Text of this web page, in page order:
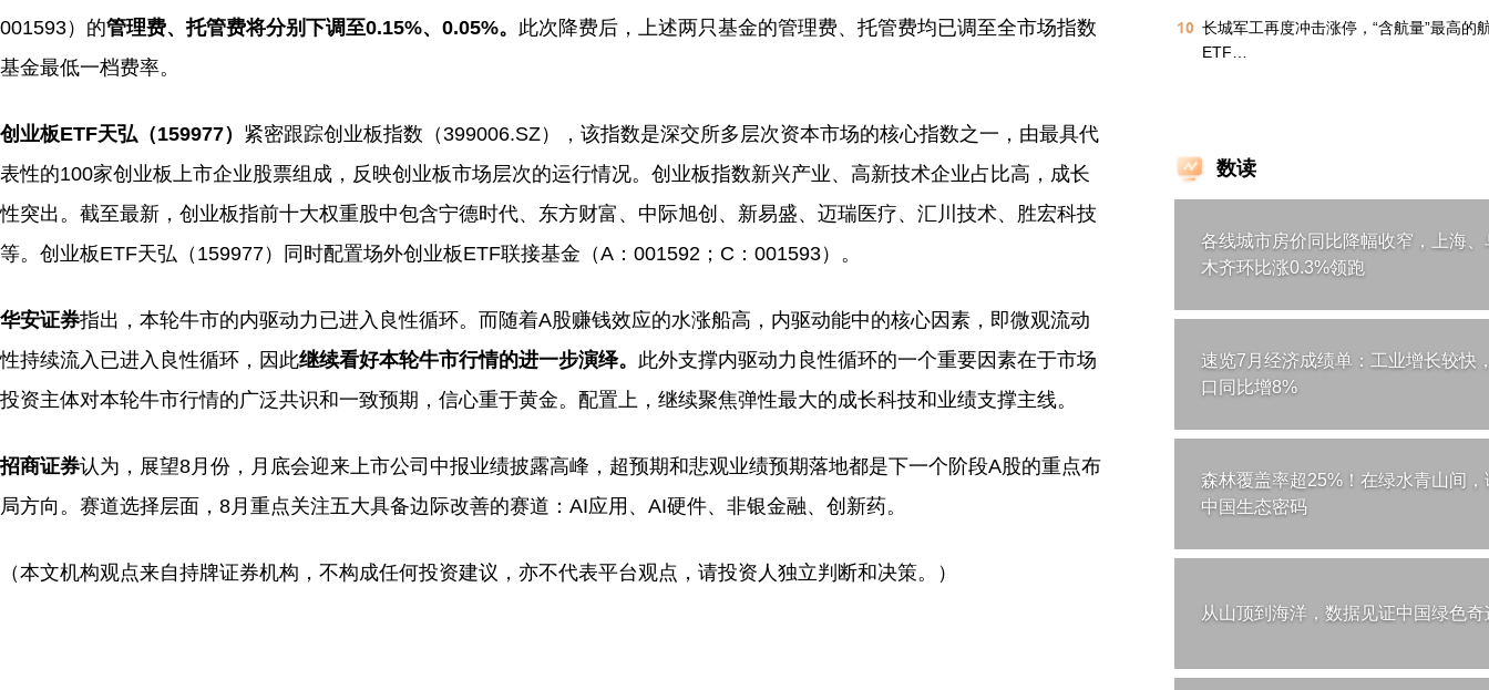
001593）的管理费、托管费将分别下调至0.15%、0.05%。 此次降费后，上述两只基金的管理费、托管费均已调至全市场指数
基金最低一档费率。
创业板ETF天弘（159977） 紧密跟踪创业板指数（399006.SZ），该指数是深交所多层次资本市场的核心指数之一，由最具代
表性的100家创业板上市企业股票组成，反映创业板市场层次的运行情况。创业板指数新兴产业、高新技术企业占比高，成长
性突出。截至最新，创业板指前十大权重股中包含宁德时代、东方财富、中际旭创、新易盛、迈瑞医疗、汇川技术、胜宏科技
等。创业板ETF天弘（159977）同时配置场外创业板ETF联接基金（A：001592；C：001593）。
华安证券指出，本轮牛市的内驱动力已进入良性循环。而随着A股赚钱效应的水涨船高，内驱动能中的核心因素，即微观流动
性持续流入已进入良性循环，因此继续看好本轮牛市行情的进一步演绎。 此外支撑内驱动力良性循环的一个重要因素在于市场
投资主体对本轮牛市行情的广泛共识和一致预期，信心重于黄金。配置上，继续聚焦弹性最大的成长科技和业绩支撑主线。
招商证券认为，展望8月份，月底会迎来上市公司中报业绩披露高峰，超预期和悲观业绩预期落地都是下一个阶段A股的重点布
局方向。赛道选择层面，8月重点关注五大具备边际改善的赛道：AI应用、AI硬件、非银金融、创新药。
（本文机构观点来自持牌证券机构，不构成任何投资建议，亦不代表平台观点，请投资人独立判断和决策。）
10 长城军工再度冲击涨停，“含航量”最高的
ETF…
数读
各线城市房价同比降幅收窄，上海、
木齐环比涨0.3%领跑
速览7月经济成绩单：工业增长较快
口同比增8%
森林覆盖率超25%！在绿水青山间，
中国生态密码
从山顶到海洋，数据见证中国绿色奇